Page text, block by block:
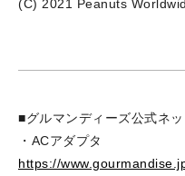
(C) 2021 Peanuts
■グルマンディーズ公式ネ
・ACアダプタ
https://